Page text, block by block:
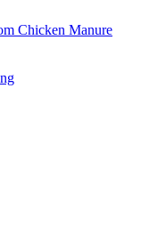
Chicken Manure